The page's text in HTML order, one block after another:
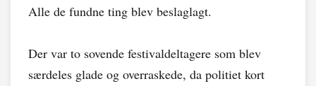
Alle de fundne ting blev beslaglagt.
Der var to sovende festivaldeltagere som blev
særdeles glade og overraskede, da politiet kort